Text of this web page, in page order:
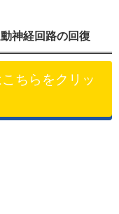
神経回路の回復
ちらをクリッ